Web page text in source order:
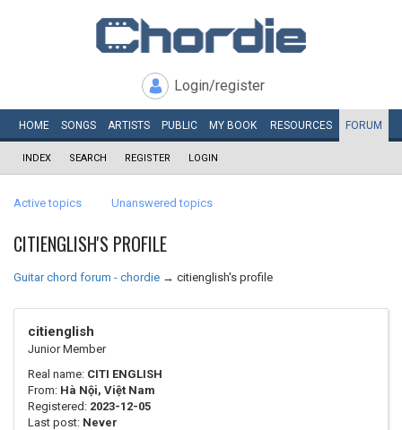
Login/register
HOME SONGS ARTISTS PUBLIC MY BOOK RESOURCES FORUM
INDEX SEARCH REGISTER LOGIN
Active topics Unanswered topics
CITIENGLISH'S PROFILE
Guitar chord forum - chordie → citienglish's profile
citienglish
Junior Member
Real name: CITI ENGLISH
From: Hà Nội, Việt Nam
Registered: 2023-12-05
Last post: Never